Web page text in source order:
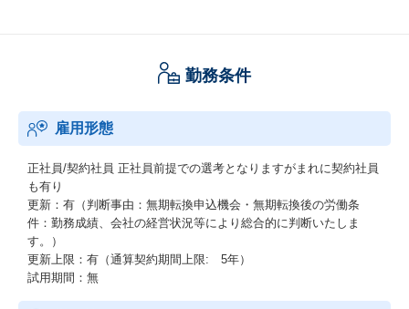
勤務条件
雇用形態
正社員/契約社員 正社員前提での選考となりますがまれに契約社員
も有り
更新：有（判断事由：無期転換申込機会・無期転換後の労働条
件：勤務成績、会社の経営状況等により総合的に判断いたしま
す。）
更新上限：有（通算契約期間上限: 5年）
試用期間：無